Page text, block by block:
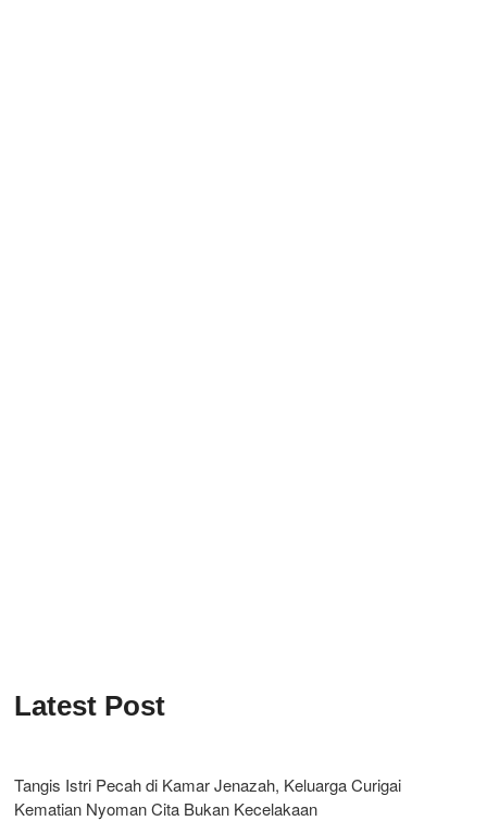
Latest Post
Tangis Istri Pecah di Kamar Jenazah, Keluarga Curigai
Kematian Nyoman Cita Bukan Kecelakaan